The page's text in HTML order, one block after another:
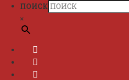
ПОИСК
×